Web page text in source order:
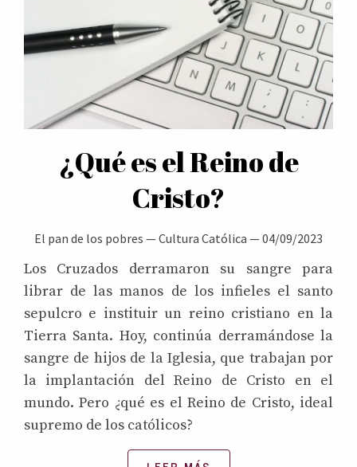
¿Qué es el Reino de
Cristo?
El pan de los pobres —Cultura Católica —04/09/2023
Los Cruzados derramaron su sangre para
librar de las manos de los infieles el santo
sepulcro e instituir un reino cristiano en la
Tierra Santa. Hoy, continúa derramándose la
sangre de hijos de la Iglesia, que trabajan por
la implantación del Reino de Cristo en el
mundo. Pero ¿qué es el Reino de Cristo, ideal
supremo de los católicos?